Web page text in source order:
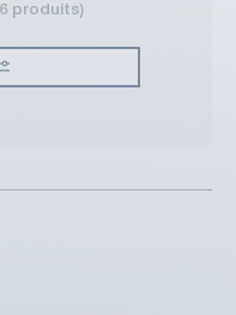
produits)